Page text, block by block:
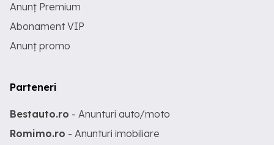
Anunț Premium
Abonament VIP
Anunț promo
Parteneri
Bestauto.ro - Anunturi auto/moto
Romimo.ro - Anunturi imobiliare